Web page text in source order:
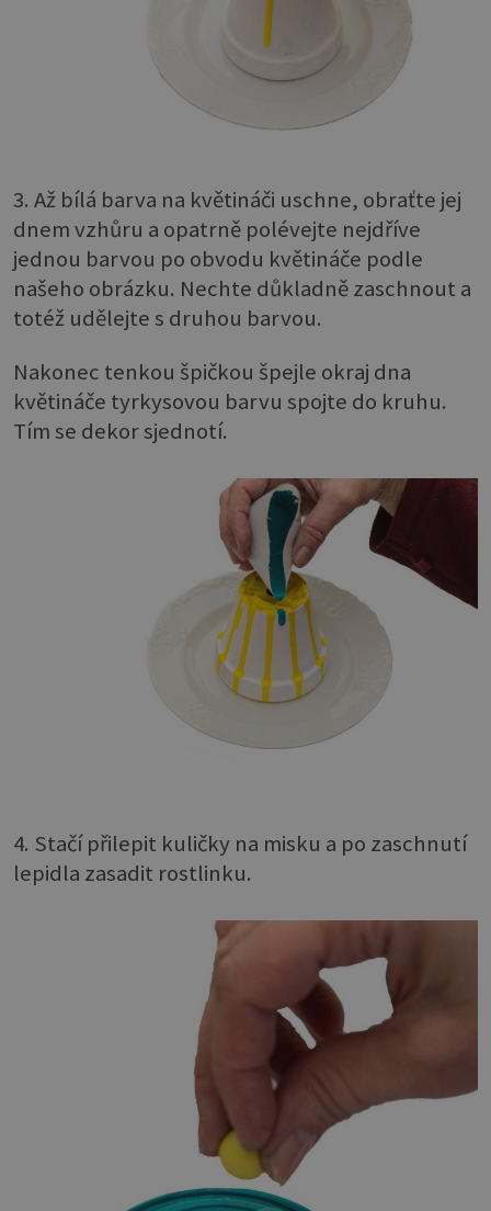
3. Až bílá barva na květináči uschne, obraťte jej
dnem vzhůru a opatrně polévejte nejdříve
jednou barvou po obvodu květináče podle
našeho obrázku. Nechte důkladně zaschnout a
totéž udělejte s druhou barvou.
Nakonec tenkou špičkou špejle okraj dna
květináče tyrkysovou barvu spojte do kruhu.
Tím se dekor sjednotí.
4. Stačí přilepit kuličky na misku a po zaschnutí
lepidla zasadit rostlinku.